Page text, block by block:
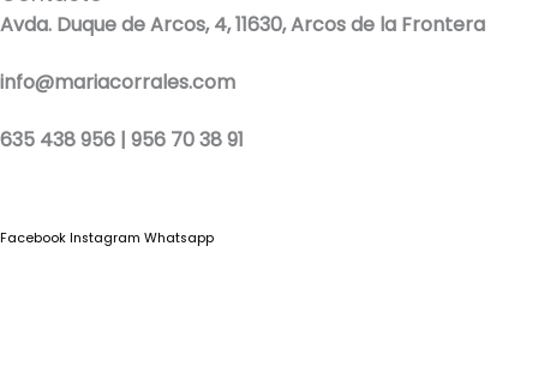
Avda. Duque de Arcos, 4, 11630, Arcos de la Frontera
info@mariacorrales.com
635 438 956 | 956 70 38 91
Facebook Instagram Whatsapp